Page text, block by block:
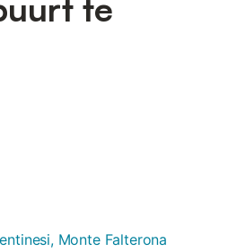
te
Monte Falterona